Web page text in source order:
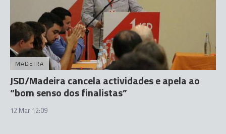
MADEIRA
JSD/Madeira cancela actividades e apela ao
“bom senso dos finalistas”
12 Mar 12:09